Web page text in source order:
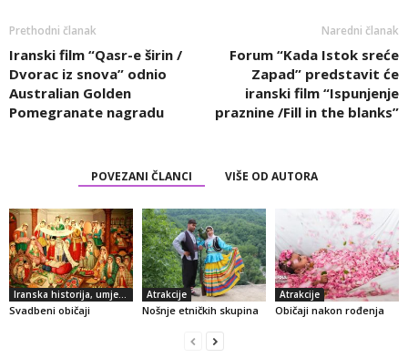
Prethodni članak
Iranski film “Qasr-e širin /
Dvorac iz snova” odnio
Australian Golden
Pomegranate nagradu
Naredni članak
Forum “Kada Istok sreće
Zapad” predstavit će
iranski film “Ispunjenje
praznine /Fill in the blanks”
POVEZANI ČLANCI VIŠE OD AUTORA
Iranska historija, umjetnost i kultura
Svadbeni običaji
Atrakcije
Nošnje etničkih skupina
Atrakcije
Običaji nakon rođenja